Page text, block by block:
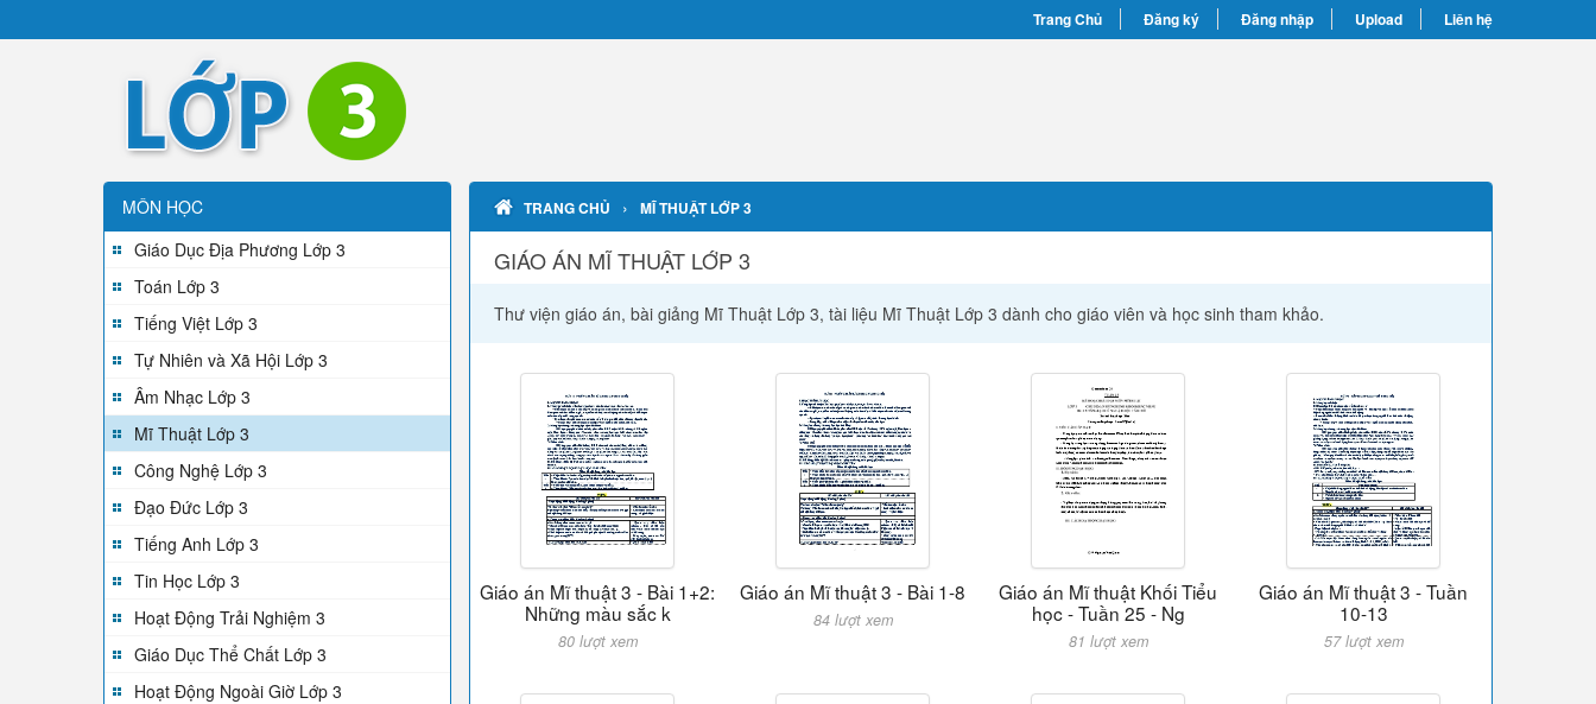
Trang Chủ Đăng ký Đăng nhập Upload Liên hệ
MÔN HỌC
Giáo Dục Địa Phương Lớp 3
Toán Lớp 3
Tiếng Việt Lớp 3
Tự Nhiên và Xã Hội Lớp 3
Âm Nhạc Lớp 3
Mĩ Thuật Lớp 3
Công Nghệ Lớp 3
Đạo Đức Lớp 3
Tiếng Anh Lớp 3
Tin Học Lớp 3
Hoạt Động Trải Nghiệm 3
Giáo Dục Thể Chất Lớp 3
Hoạt Động Ngoài Giờ Lớp 3
TRANG CHỦ › MĨ THUẬT LỚP 3
GIÁO ÁN MĨ THUẬT LỚP 3
Thư viện giáo án, bài giảng Mĩ Thuật Lớp 3, tài liệu Mĩ Thuật Lớp 3 dành cho giáo viên và học sinh tham khảo.
Giáo án Mĩ thuật 3 - Bài 1+2:
Những màu sắc k
80 lượt xem
Giáo án Mĩ thuật 3 - Bài 1-8
84 lượt xem
Giáo án Mĩ thuật Khối Tiểu
học - Tuần 25 - Ng
81 lượt xem
Giáo án Mĩ thuật 3 - Tuần
10-13
57 lượt xem